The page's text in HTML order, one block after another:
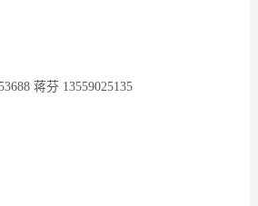
蒋芬 13559025135